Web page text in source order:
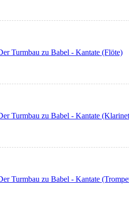
Turmbau zu Babel - Kantate (Flöte)
Turmbau zu Babel - Kantate
Turmbau zu Babel - Kantate